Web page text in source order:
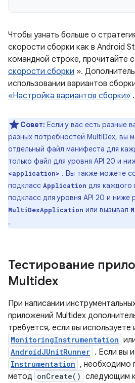
Чтобы узнать больше о
скорости сборки как в Android
командной строке, прочитайте
скорости сборки ».
использовании вариантов
«Настройка вариантов сборки» .
Совет: Если у вас есть разные
разных потребностей MultiDex, вы
отдельный файл манифеста для
только файл для уровня API 20 и
<application> . Вы также можете
подкласс Application для каждого
подкласс для уровня API 20 и ниже
MultiDexApplication или вызывал
.
Тестирование
Multidex
При написании
приложений Multidex
требуется, если вы используете
MonitoringInstrumentation
AndroidJUnitRunner . Если вы
Instrumentation , необходимо
метод onCreate() следующим